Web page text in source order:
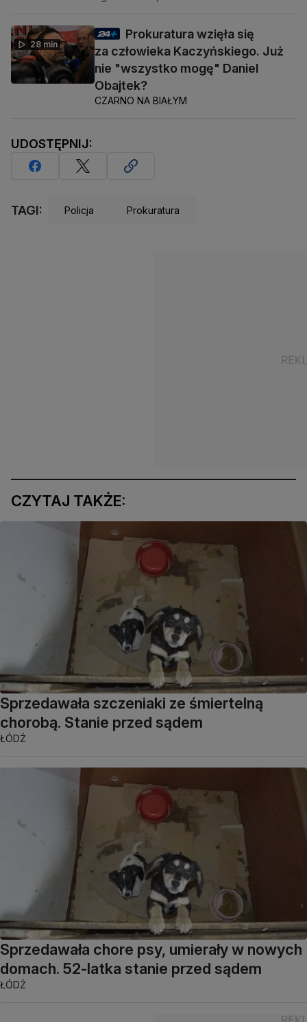
28 min
Prokuratura wzięła się
za człowieka Kaczyńskiego. Już
nie "wszystko mogę" Daniel
Obajtek?
CZARNO NA BIAŁYM
UDOSTĘPNIJ:
TAGI: Policja Prokuratura
CZYTAJ TAKŻE:
Sprzedawała szczeniaki ze śmiertelną
chorobą. Stanie przed sądem
ŁÓDŹ
Sprzedawała chore psy, umierały w nowych
domach. 52-latka stanie przed sądem
ŁÓDŹ